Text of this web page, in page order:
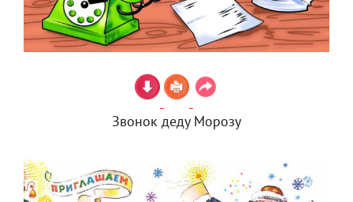
Звонок деду Морозу